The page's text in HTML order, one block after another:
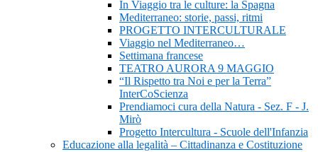
In Viaggio tra le culture: la Spagna
Mediterraneo: storie, passi, ritmi
PROGETTO INTERCULTURALE
Viaggio nel Mediterraneo…
Settimana francese
TEATRO AURORA 9 MAGGIO
“Il Rispetto tra Noi e per la Terra”
InterCoScienza
Prendiamoci cura della Natura - Sez. F - J.
Mirò
Progetto Intercultura - Scuole dell'Infanzia
Educazione alla legalità – Cittadinanza e Costituzione